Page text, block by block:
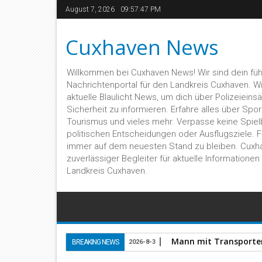
August 7, 2026 09:57:48 PM
Cuxhaven News
Willkommen bei Cuxhaven News! Wir sind dein
Nachrichtenportal für den Landkreis Cuxhaven.
aktuelle Blaulicht News, um dich über
Sicherheit zu informieren. Erfahre alles über
Tourismus und vieles mehr. Verpasse keine
politischen Entscheidungen oder Ausflugsziele.
immer auf dem neuesten Stand zu bleiben.
zuverlässiger Begleiter für aktuelle Informationen
Landkreis Cuxhaven.
BREAKING NEWS Mann mit
2026-8-3